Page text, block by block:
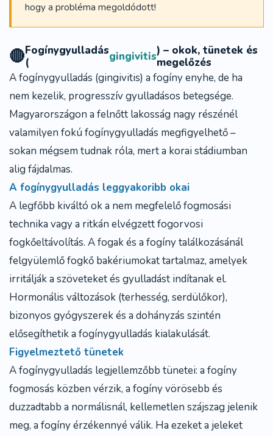
hogy a probléma megoldódott!
🔴Fogínygyulladás
(
gingivitis) – okok, tünetek és
megelőzés
Afogínygyulladás (gingivitis) a fogíny enyhe, de ha
nem kezelik, progresszív gyulladásos betegsége.
Magyarországon a felnőtt lakosság nagy részénél
valamilyen fokú fogínygyulladás megfigyelhető –
sokan mégsem tudnak róla, mert a korai stádiumban
alig fájdalmas.
A fogínygyulladás leggyakoribb okai
A legfőbb kiváltó ok a nem megfelelő fogmosási
technika vagy a ritkán elvégzett fogorvosi
fogkőeltávolítás. A fogak és a fogíny találkozásánál
felgyülemlő fogkő bakériumokat tartalmaz, amelyek
irritálják a szöveteket és gyulladást indítanak el.
Hormonális változások (terhesség, serdülőkor),
bizonyos gyógyszerek és a dohányzás szintén
elősegíthetik a fogínygyulladás kialakulását.
Figyelmeztető tünetek
A fogínygyulladás legjellemzőbb tünetei: a fogíny
fogmosás közben vérzik, a fogíny vörösebb és
duzzadtabb a normálisnál, kellemetlen szájszag jelenik
meg, a fogíny érzékennyé válik. Ha ezeket a jeleket